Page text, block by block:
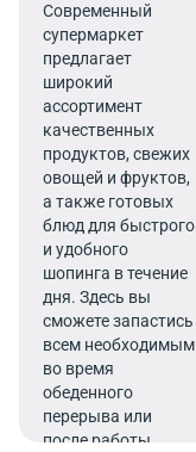
Современный
супермаркет
предлагает
широкий
ассортимент
качественных
продуктов, свежих
овощей и фруктов,
а также готовых
блюд для быстрого
и удобного
шопинга в течение
дня. Здесь вы
сможете запастись
всем необходимым
во время
обеденного
перерыва или
после работы.